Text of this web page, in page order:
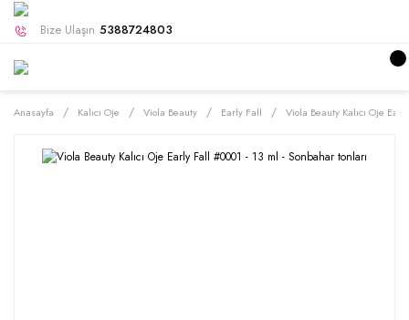
Bize Ulaşın 5388724803
Anasayfa Kalıcı Oje Viola Beauty Early Fall Viola Beauty Kalıcı Oje